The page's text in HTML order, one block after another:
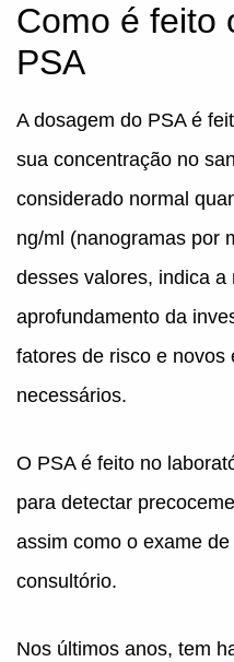
Como é feito
PSA
A dosagem do PSA é
sua concentração no
considerado normal
ng/ml (nanogramas por
desses valores, indica a
aprofundamento da
fatores de risco e novos
necessários.
O PSA é feito no
para detectar
assim como o exame
consultório.
Nos últimos anos, tem